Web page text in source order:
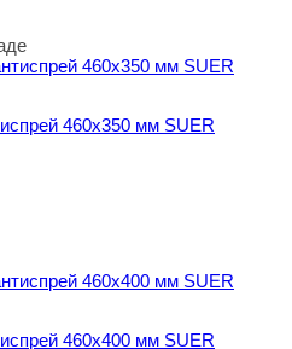
460х350 мм SUER
460х350 мм SUER
460х400 мм SUER
460х400 мм SUER